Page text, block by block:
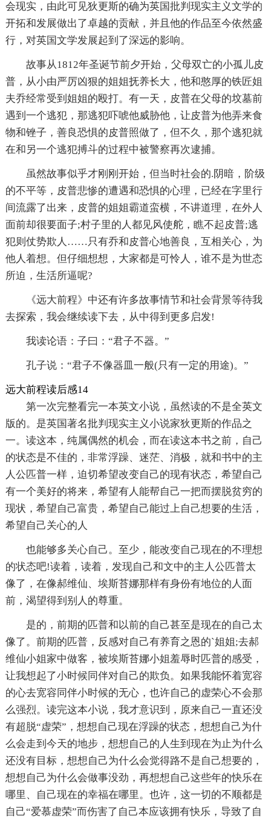
会现实，由此可见狄更斯的确为英国批判现实主义文学的
开拓和发展做出了卓越的贡献，并且他的作品至今依然盛
行，对英国文学发展起到了深远的影响。
故事从1812年圣诞节前夕开始，父母双亡的小孤儿皮
普，从小由严厉凶狠的姐姐抚养长大，他和憨厚的铁匠姐
夫乔经常受到姐姐的殴打。有一天，皮普在父母的坟墓前
遇到一个逃犯，那逃犯吓唬他威胁他，让皮普为他弄来食
物和锉子，善良恐惧的皮普照做了，但不久，那个逃犯就
在和另一个逃犯搏斗的过程中被警察再次逮捕。
虽然故事似乎才刚刚开始，但当时社会的.阴暗，阶级
的不平等，皮普悲惨的遭遇和恐惧的心理，已经在字里行
间流露了出来，皮普的姐姐霸道蛮横，不讲道理，在外人
面前却很要面子;村子里的人都见风使舵，瞧不起皮普;逃
犯则仗势欺人……只有乔和皮普心地善良，互相关心，为
他人着想。但仔细想想，大家都是可怜人，谁不是为世态
所迫，生活所逼呢?
《远大前程》中还有许多故事情节和社会背景等待我
去探索，我会继续读下去，从中得到更多启发!
我读论语：子曰：“君子不器。”
孔子说：“君子不像器皿一般(只有一定的用途)。”
远大前程读后感14
第一次完整看完一本英文小说，虽然读的不是全英文
版的。是英国著名批判现实主义小说家狄更斯的作品之
一。读这本，纯属偶然的机会，而在读这本书之前，自己
的状态是不佳的，非常浮躁、迷茫、消极，就和书中的主
人公匹普一样，迫切希望改变自己的现有状态，希望自己
有一个美好的将来，希望有人能帮自己一把而摆脱贫穷的
现状，希望自己富贵，希望自己能过上自己想要的生活，
希望自己关心的人
也能够多关心自己。至少，能改变自己现在的不理想
的状态吧!读着，读着，发现自己和文中的主人公匹普太
像了，在像郝维仙、埃斯苔娜那样有身份有地位的人面
前，渴望得到别人的尊重。
是的，前期的匹普和以前的自己甚至是现在的自己太
像了。前期的匹普，反感对自己有养育之恩的`姐姐;去郝
维仙小姐家中做客，被埃斯苔娜小姐羞辱时匹普的感受，
让我想起了小时候同伴对自己的欺负。如果我能怀着宽容
的心去宽容同伴小时候的无心，也许自己的虚荣心不会那
么强烈。读完这本小说，我才意识到，原来自己一直还没
有超脱“虚荣”，想想自己现在浮躁的状态，想想自己为什
么会走到今天的地步，想想自己的人生到现在为止为什么
还没有目标，想想自己为什么会觉得路不是自己想要的，
想想自己为什么会做事没劲，再想想自己这些年的快乐在
哪里、自己现在的幸福在哪里。也许，这一切的不顺都是
自己“爱慕虚荣”而伤害了自己本应该拥有快乐，导致了自